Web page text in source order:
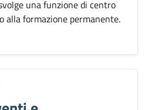
una funzione di centro
alla formazione permanente.